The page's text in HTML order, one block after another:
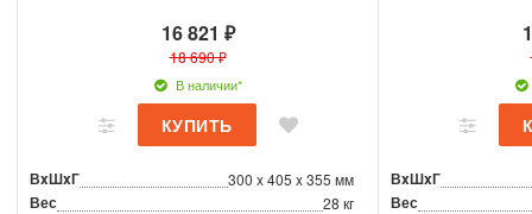
16 821 ₽
18 690 ₽
В наличии*
ВxШxГ 300 x 405 x 355 мм
Вес 28 кг
ВxШxГ
Вес